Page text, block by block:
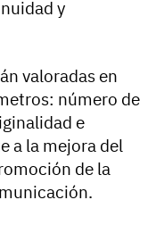
y
valoradas en
número de
e
a la mejora del
de la